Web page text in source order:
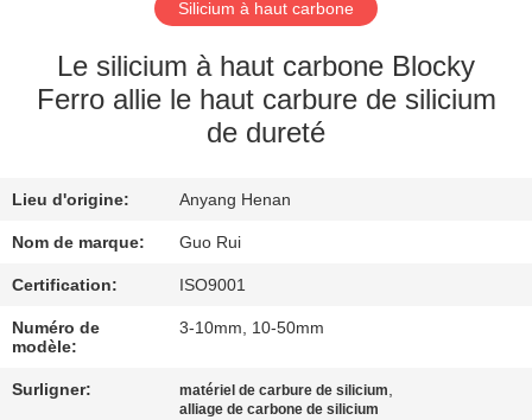
VISITE
D'USINE
DE
QUALITÉ
CONTACTEZ-
NOUS
Silicium à haut carbone
Le silicium à haut carbone Blocky
Ferro allie le haut carbure de silicium
de dureté
Lieu d'origine: Anyang Henan
Nom de marque: Guo Rui
Certification: ISO9001
Numéro de
modèle:
3-10mm, 10-50mm
Surligner: matériel de carbure de silicium,
alliage de carbone de silicium